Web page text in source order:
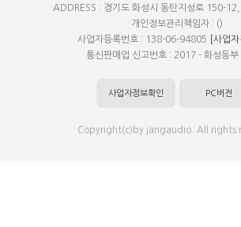
ADDRESS : 경기도 화성시 동탄지성로 150-
개인정보관리책임자 : ()
사업자등록번호 : 138-06-94805
[사업
통신판매업 신고번호 : 2017 - 화성동
사업자정보확인 PC버전
Copyright(c)by jangaudio. All rights